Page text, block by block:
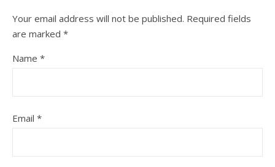
Your email address will not be published. Required fields
are marked *
Name *
Email *